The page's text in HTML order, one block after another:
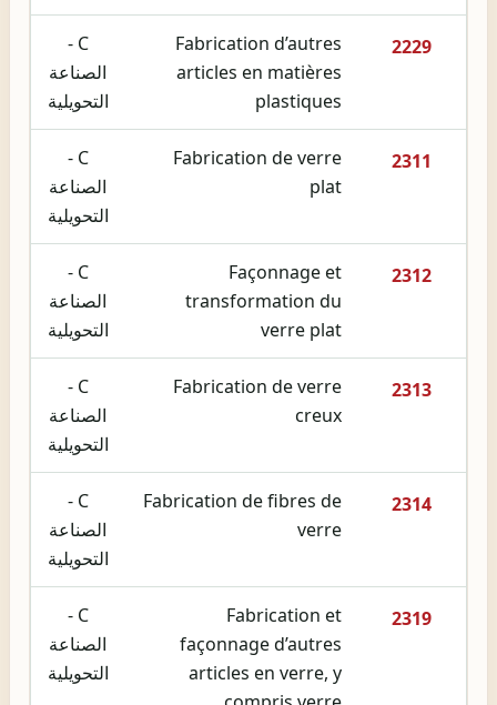
2229
Fabrication d’autres
articles en matières
plastiques
C -
الصناعة
التحويلية
2311
Fabrication de verre
plat
C -
الصناعة
التحويلية
2312
Façonnage et
transformation du
verre plat
C -
الصناعة
التحويلية
2313
Fabrication de verre
creux
C -
الصناعة
التحويلية
2314
Fabrication de fibres de
verre
C -
الصناعة
التحويلية
2319
Fabrication et
façonnage d’autres
articles en verre, y
C -
الصناعة
التحويلية